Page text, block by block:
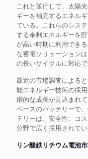
これと並行して、太陽
ギーを補完するエネル
ている。これらのシス
する余剰エネルギーを
が高い時期に利用でき
な蓄電ソリューション
の長いサイクルに対応
最近の市場調査による
能エネルギー技術の採
躍的な成長が見込まれ
ベースのバッテリーで
テリーは、安全性、コ
分野で広く採用されてい
リン酸鉄リチウム電池